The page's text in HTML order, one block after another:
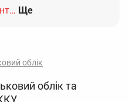
Ще
облік
облік та